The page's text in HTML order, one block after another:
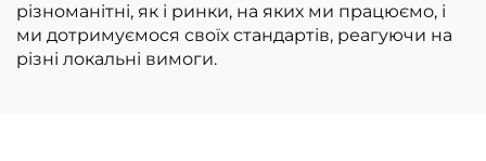
різноманітні, як і ринки, на яких ми працюємо, і
ми дотримуємося своїх стандартів, реагуючи на
різні локальні вимоги.